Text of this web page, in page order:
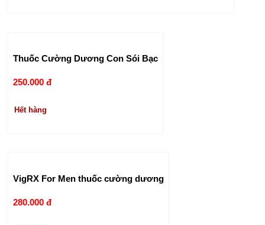
Thuốc Cường Dương Con Sói Bạc
250.000 đ
Hết hàng
VigRX For Men thuốc cường dương
280.000 đ